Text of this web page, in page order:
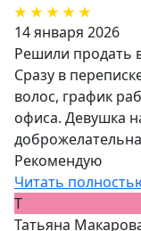
14 января 2026
Решили продать
Сразу в
волос, график
офиса. Девушка
Рекомендую
Читать
Т
Татьяна